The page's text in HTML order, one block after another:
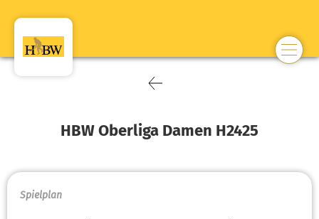
HBW Oberliga Damen H2425
Spielplan